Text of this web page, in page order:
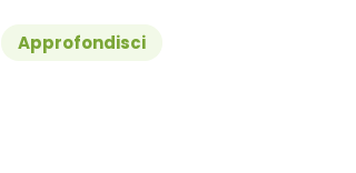
Approfondisci